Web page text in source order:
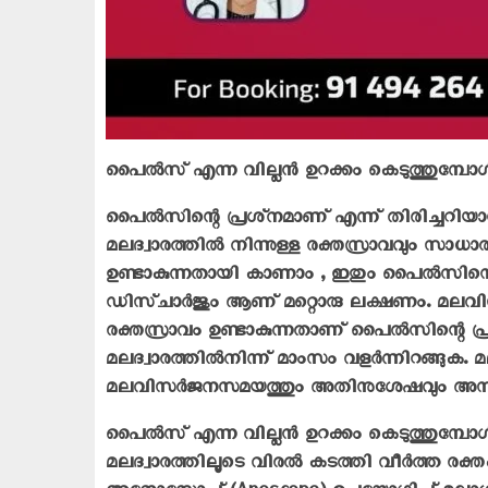
പൈൽസ് എന്ന വില്ലൻ ഉറക്കം
പൈല്‍സിന്റെ പ്രശ്‌നമാണ്‌ എന്ന്‌
മലദ്വാരത്തില്‍ നിന്നുള്ള രക്തസ്രാവവും
ഉണ്ടാകുന്നതായി കാണാം , ഇതും
ഡിസ്‌ചാര്‍ജും ആണ്‌ മറ്റൊരു ലക്ഷണം.
രക്തസ്രാവം ഉണ്ടാകുന്നതാണ് പൈൽസിന്റെ
മലദ്വാരത്തിൽനിന്ന് മാംസം
മലവിസർജനസമയത്തും അതിനുശേഷവും
പൈൽസ് എന്ന വില്ലൻ ഉറക്കം
മലദ്വാരത്തിലൂടെ വിരൽ കടത്തി വീർത്ത